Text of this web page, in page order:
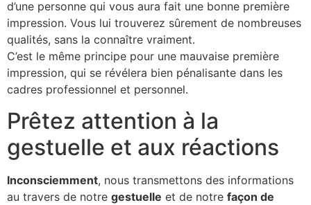
d’une personne qui vous aura fait une bonne première
impression. Vous lui trouverez sûrement de nombreuses
qualités, sans la connaître vraiment.
C’est le même principe pour une mauvaise première
impression, qui se révélera bien pénalisante dans les
cadres professionnel et personnel.
Prêtez attention à la
gestuelle et aux réactions
Inconsciemment, nous transmettons des informations
au travers de notre gestuelle et de notre façon de